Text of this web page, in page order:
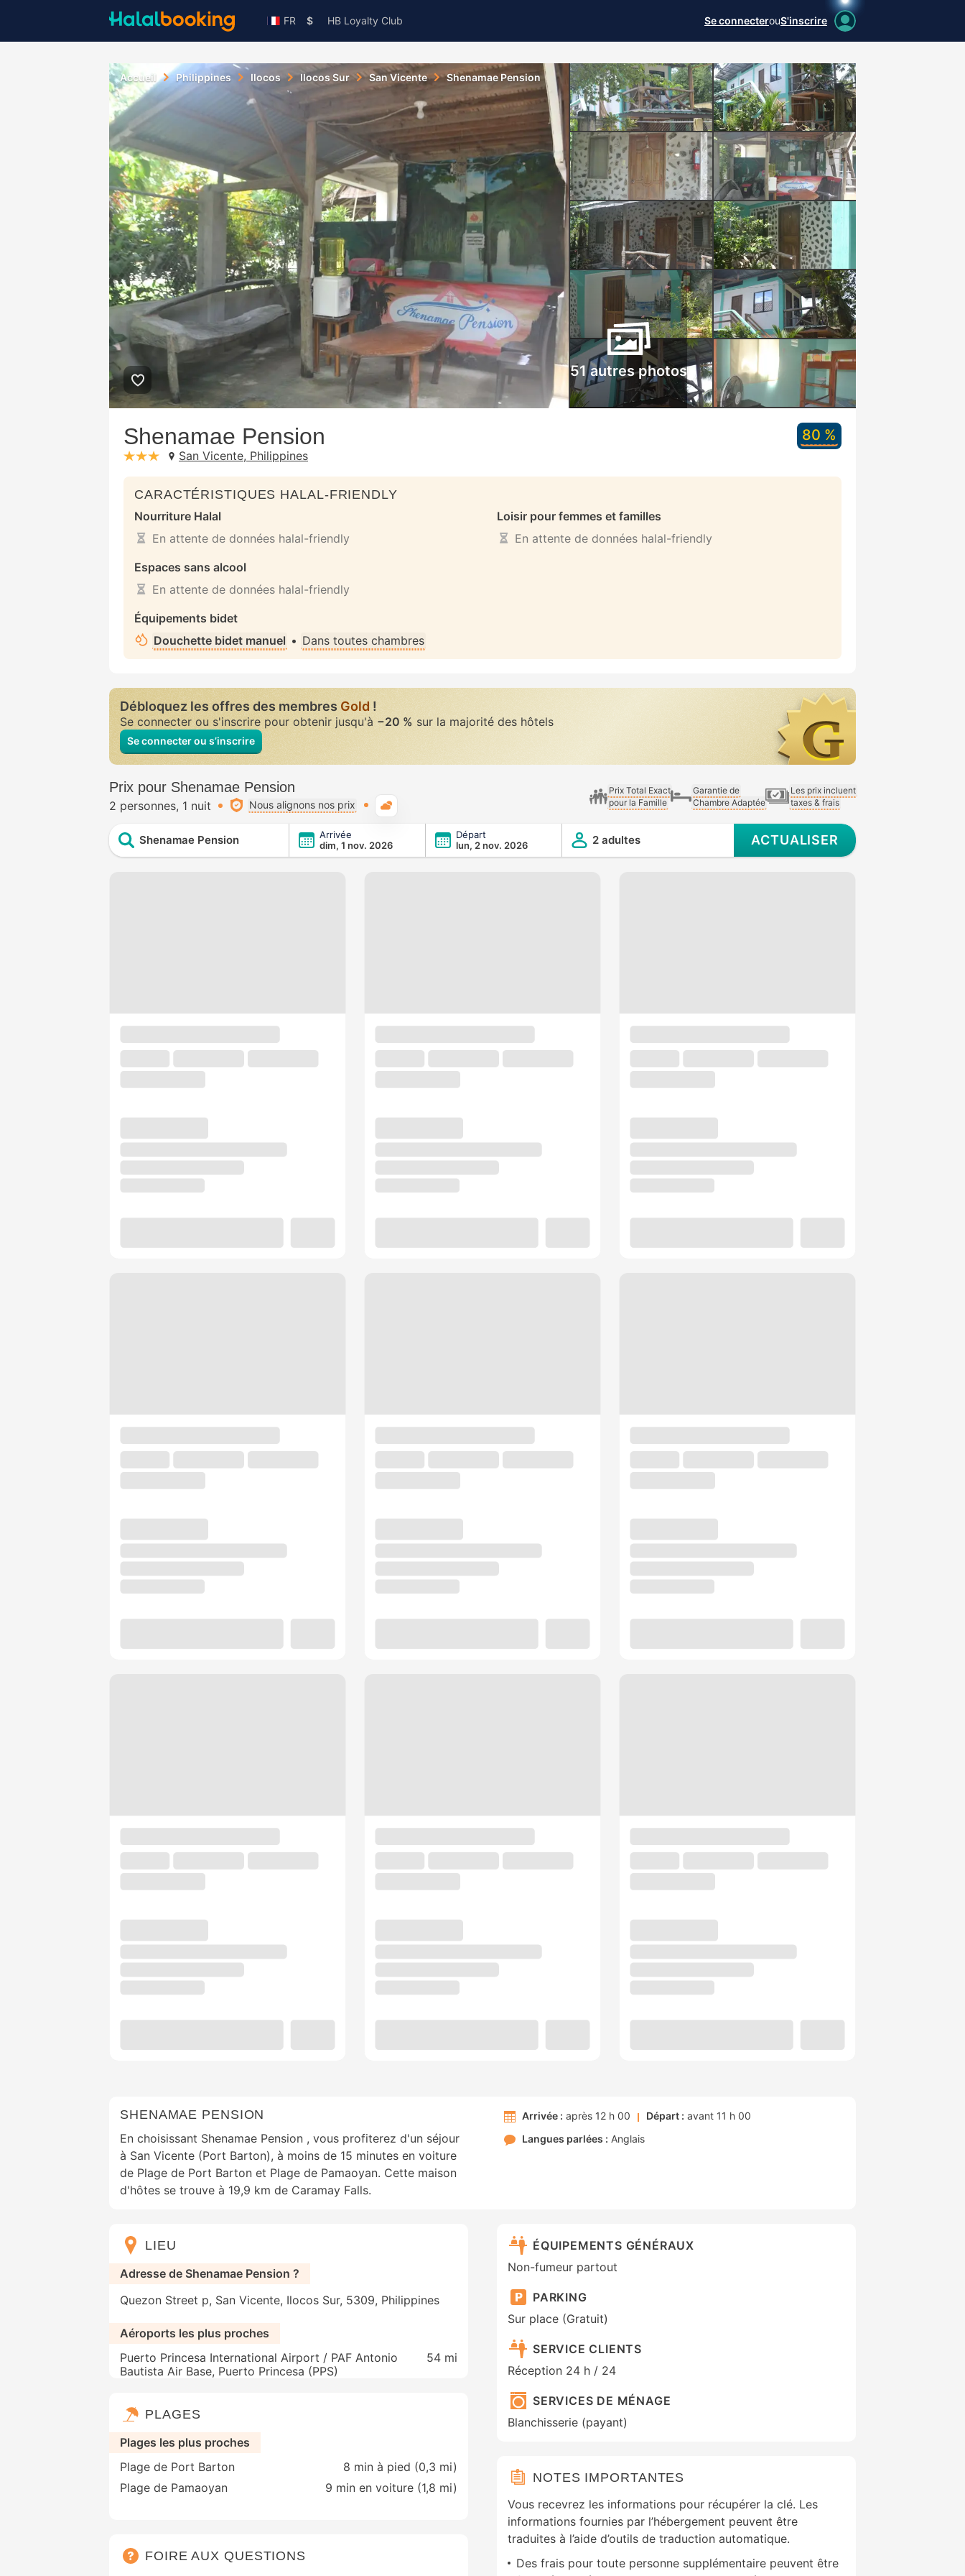
FR $ HB Loyalty Club Se connecterouS'inscrire
Accueil Philippines Ilocos Ilocos Sur San Vicente Shenamae Pension
51 autres photos
Shenamae Pension
stars: 3San Vicente, Philippines
80 %
CARACTÉRISTIQUES HALAL-FRIENDLY
Nourriture Halal
En attente de données halal-friendly
Espaces sans alcool
En attente de données halal-friendly
Équipements bidet
Douchette bidet manuel • Dans toutes chambres
Loisir pour femmes et familles
En attente de données halal-friendly
Débloquez les offres des membres Gold!
Se connecter ou s'inscrire pour obtenir jusqu'à −20 % sur la majorité des hôtels
Se connecter ou s’inscrire
Prix pour Shenamae Pension
2 personnes 1 nuit Nous alignons nos prix
Prix Total Exact
pour la Famille
Garantie de
Chambre Adaptée
Les prix incluent
taxes & frais
Shenamae Pension
Arrivée
dim, 1 nov. 2026
Départ
lun, 2 nov. 2026
2 adultes ACTUALISER
SHENAMAE PENSION
En choisissant Shenamae Pension , vous profiterez d'un séjour
à San Vicente (Port Barton), à moins de 15 minutes en voiture
de Plage de Port Barton et Plage de Pamaoyan. Cette maison
d'hôtes se trouve à 19,9 km de Caramay Falls.
Arrivée : après 12 h 00 Départ : avant 11 h 00
Langues parlées : Anglais
LIEU
Adresse de Shenamae Pension ?
Quezon Street p, San Vicente, Ilocos Sur, 5309, Philippines
Aéroports les plus proches
Puerto Princesa International Airport / PAF Antonio
Bautista Air Base, Puerto Princesa (PPS)
54 mi
PLAGES
Plages les plus proches
Plage de Port Barton
8 min à pied (0,3 mi)
Plage de Pamaoyan
9 min en voiture (1,8 mi)
FOIRE AUX QUESTIONS
ÉQUIPEMENTS GÉNÉRAUX
Non-fumeur partout
PARKING
Sur place (Gratuit)
SERVICE CLIENTS
Réception 24 h / 24
SERVICES DE MÉNAGE
Blanchisserie (payant)
NOTES IMPORTANTES
Vous recevrez les informations pour récupérer la clé. Les
informations fournies par l’hébergement peuvent être
traduites à l’aide d’outils de traduction automatique.
Des frais pour toute personne supplémentaire peuvent être